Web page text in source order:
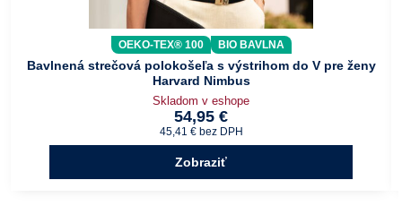
OEKO-TEX® 100 BIO BAVLNA
Bavlnená strečová polokošeľa s výstrihom do V pre ženy
Harvard Nimbus
Skladom v eshope
54,95 €
45,41 € bez DPH
Zobraziť